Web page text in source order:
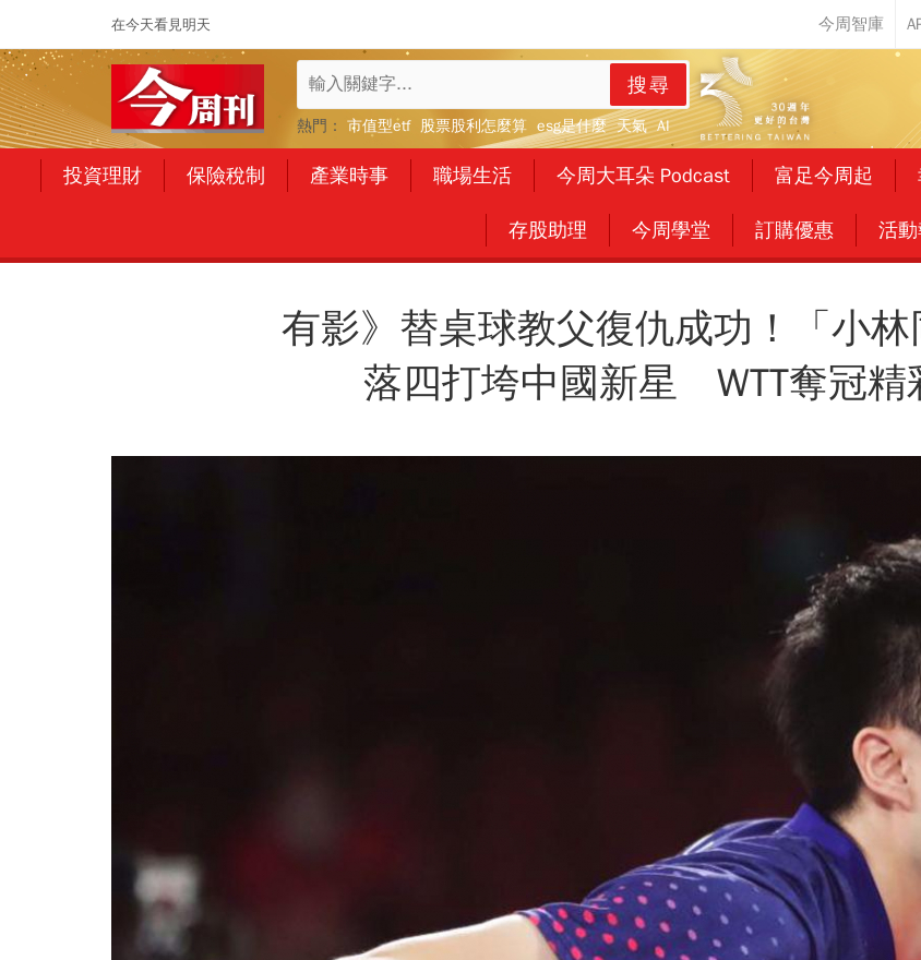
在今天看見明天
搜尋
熱門： 市值型etf 股票股利怎麼算 esg是什麼 天氣 AI
投資理財 保險稅制 產業時事 職場生活 今周大耳朵 Podcast 富足今周起
存股助理 今周學堂 訂購優惠 活動
有影》替桌球教父復仇成功！「小
落四打垮中國新星 WTT奪冠精